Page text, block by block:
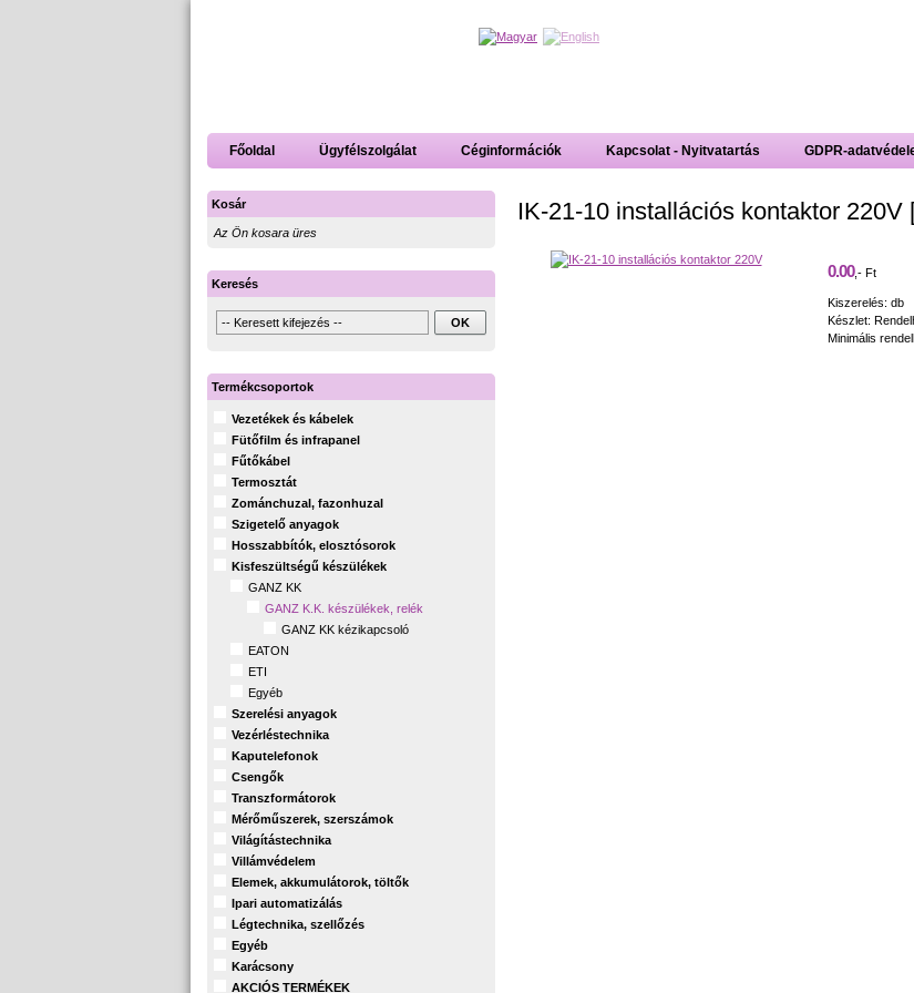
Főoldal Ügyfélszolgálat Céginformációk Kapcsolat - Nyitvatartás GDPR-
IK-21-10 installációs kontaktor 220V
0.00,- Ft
Kiszerelés: db
Készlet:
Minimális
Kosár
Az Ön kosara üres
Keresés
Termékcsoportok
Vezetékek és kábelek
Fütőfilm és infrapanel
Fűtőkábel
Termosztát
Zománchuzal, fazonhuzal
Szigetelő anyagok
Hosszabbítók, elosztósorok
Kisfeszültségű készülékek
GANZ KK
GANZ K.K. készülékek, relék
GANZ KK kézikapcsoló
EATON
ETI
Egyéb
Szerelési anyagok
Vezérléstechnika
Kaputelefonok
Csengők
Transzformátorok
Mérőműszerek, szerszámok
Világítástechnika
Villámvédelem
Elemek, akkumulátorok, töltők
Ipari automatizálás
Légtechnika, szellőzés
Egyéb
Karácsony
AKCIÓS TERMÉKEK